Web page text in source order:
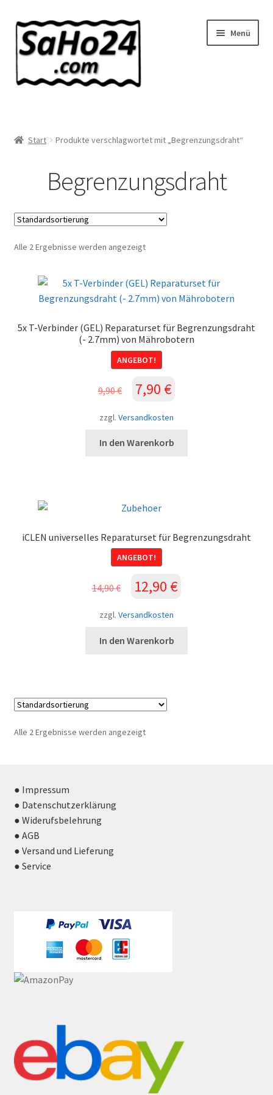
Zur
Navigation
springen
Zum
Inhalt
springen
Menü
ShopStart Produkte verschlagwortet mit „Begrenzungsdraht“
Begrenzungsdraht
Alle 2 Ergebnisse werden angezeigt
5x T-Verbinder (GEL) Reparaturset für Begrenzungsdraht
(- 2.7mm) von Mährobotern
ANGEBOT!
9,90€ Ursprünglicher
Preis
war:
7,90 €
zzgl. Versandkosten
In den Warenkorb
iCLEN universelles Reparaturset für Begrenzungsdraht
ANGEBOT!
14,90€ Ursprünglicher
war:
12,90 €
zzgl. Versandkosten
In den Warenkorb
Alle 2 Ergebnisse werden angezeigt
● Impressum
● Datenschutzerklärung
● Widerufsbelehrung
● AGB
● Versand und Lieferung
● Service